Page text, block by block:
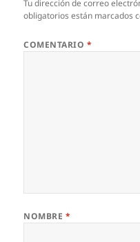
Tu dirección de correo
obligatorios están marcados
COMENTARIO *
NOMBRE *